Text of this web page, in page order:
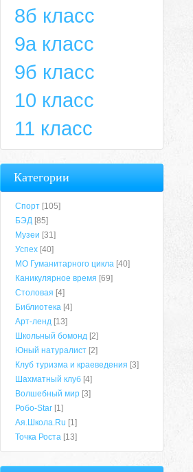
8б класс
9а класс
9б класс
10 класс
11 класс
Категории
Спорт [105]
БЭД [85]
Музеи [31]
Успех [40]
МО Гуманитарного цикла [40]
Каникулярное время [69]
Столовая [4]
Библиотека [4]
Арт-ленд [13]
Школьный бомонд [2]
Юный натуралист [2]
Клуб туризма и краеведения [3]
Шахматный клуб [4]
Волшебный мир [3]
Робо-Star [1]
Ая.Школа.Ru [1]
Точка Роста [13]